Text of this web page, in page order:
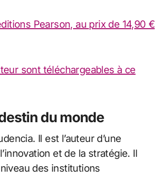
Pearson, au prix de 14,90 €
sont téléchargeables à ce
du monde
Il est l’auteur d’une
et de la stratégie. Il
des institutions